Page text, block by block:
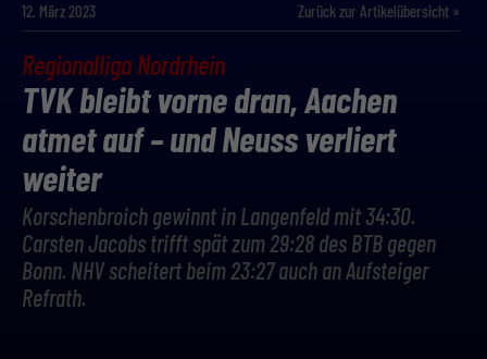
12. März 2023 Zurück zur Artikelübersicht »
Regionalliga Nordrhein
TVK bleibt vorne dran, Aachen
atmet auf – und Neuss verliert
weiter
Korschenbroich gewinnt in Langenfeld mit 34:30.
Carsten Jacobs trifft spät zum 29:28 des BTB gegen
Bonn. NHV scheitert beim 23:27 auch an Aufsteiger
Refrath.